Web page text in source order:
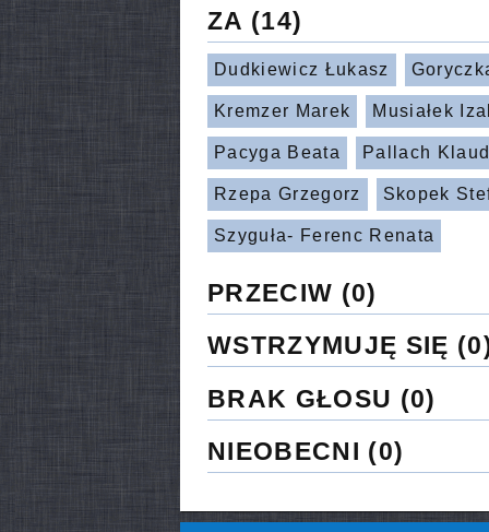
ZA (14)
Dudkiewicz Łukasz
Kremzer Marek Musiałek
Pacyga Beata Pallach
Rzepa Grzegorz Skopek
Szyguła- Ferenc Renata
PRZECIW (0)
WSTRZYMUJĘ SIĘ
BRAK GŁOSU (0)
NIEOBECNI (0)